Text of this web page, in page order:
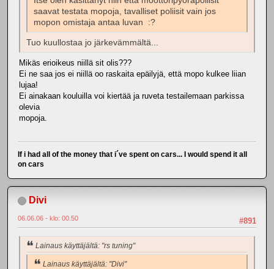
saavat testata mopoja, tavalliset poliisit vain jos
mopon omistaja antaa luvan :?
Tuo kuullostaa jo järkevämmältä...
Mikäs erioikeus niillä sit olis???
Ei ne saa jos ei niillä oo raskaita epäilyjä, että mopo kulkee liian
lujaa!
Ei ainakaan kouluilla voi kiertää ja ruveta testailemaan parkissa
olevia
mopoja.
If i had all of the money that i´ve spent on cars... I would spend it all
on cars
Divi
#891
06.06.06 - klo: 00.50
Lainaus käyttäjältä: "rs tuning"
Lainaus käyttäjältä: "Divi"